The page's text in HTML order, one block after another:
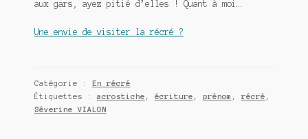
aux gars, ayez pitié d’elles ! Quant à moi…
Une envie de visiter la récré ?
Catégorie : En récré
Étiquettes : acrostiche , écriture , prénom , récré ,
Séverine VIALON